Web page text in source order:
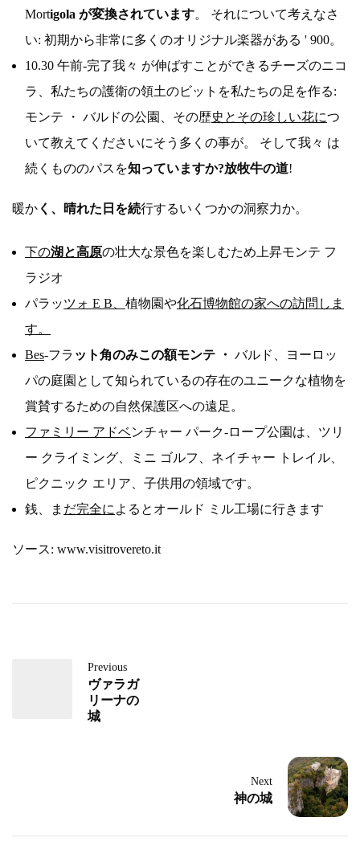
Mortigola が変換されています。 それについて考えなさ
い: 初期から非常に多くのオリジナル楽器がある ' 900。
10.30 午前-完了我々 が伸ばすことができるチーズのニコ
ラ、私たちの護衛の領土のビットを私たちの足を作る:
モンテ ・ バルドの公園、その歴史とその珍しい花につ
いて教えてくださいにそう多くの事が。 そして我々 は
続くもののパスを知っていますか?放牧牛の道!
暖か く、晴れた日を続行するいくつかの洞察力か。
下の湖と高原の壮大な景色を楽しむため上昇モンテ フ
ラジオ
パラッツォ E B、 植物園や化石博物館の家への訪問しま
す。
Bes-フラ ット角のみこの額モンテ ・ バルド、ヨーロッ
パの庭園として知られているの存在のユニークな植物を
賞賛するための自然保護区への遠足。
ファミリー アドベンチャー パーク-ロープ公園は、ツリ
ー クライミング、ミニ ゴルフ、ネイチャー トレイル、
ピクニック エリア、子供用の領域です。
銭、ま だ完全によるとオールド ミル工場に行きます
ソース: www.visitrovereto.it
Previous
ヴァラガ
リーナの
城
Next
神の城